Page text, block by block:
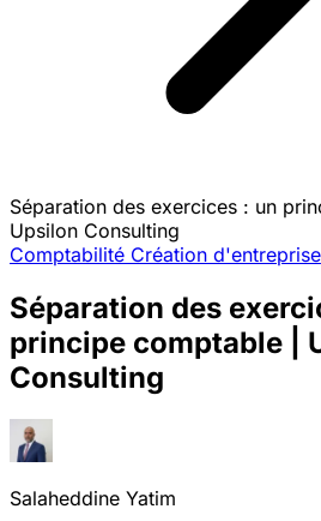
Séparation des exercices : un
Upsilon Consulting
Comptabilité Création d'entreprise
Séparation des
principe comptable |
Consulting
Salaheddine Yatim